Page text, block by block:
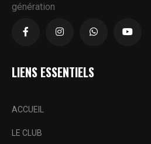
génération
LIENS ESSENTIELS
ACCUEIL
LE CLUB